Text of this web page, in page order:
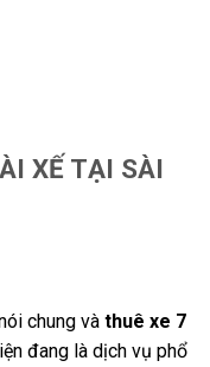
XẾ TẠI SÀI
chung và thuê xe 7
đang là dịch vụ phổ